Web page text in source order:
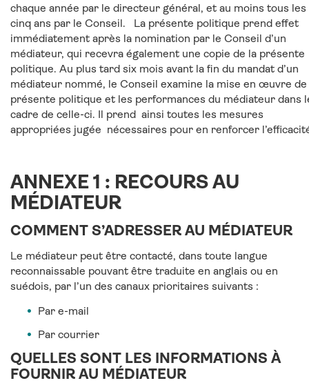
chaque année par le directeur général, et au moins tous les
cinq ans par le Conseil. La présente politique prend effet
immédiatement après la nomination par le Conseil d’un
médiateur, qui recevra également une copie de la présente
politique. Au plus tard six mois avant la fin du mandat d’un
médiateur nommé, le Conseil examine la mise en œuvre de
présente politique et les performances du médiateur dans
cadre de celle-ci. Il prend ainsi toutes les mesures
appropriées jugée nécessaires pour en renforcer
ANNEXE 1 : RECOURS AU
MÉDIATEUR
COMMENT S’ADRESSER AU MÉDIATEUR
Le médiateur peut être contacté, dans toute langue
reconnaissable pouvant être traduite en anglais ou en
suédois, par l’un des canaux prioritaires suivants :
Par e-mail
Par courrier
QUELLES SONT LES INFORMATIONS À
FOURNIR AU MÉDIATEUR